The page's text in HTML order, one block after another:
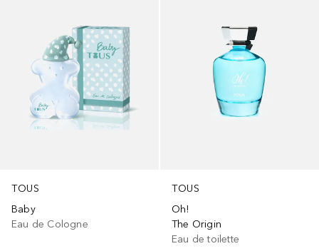
TOUS
Baby
Eau de Cologne
TOUS
Oh!
The Origin
Eau de toilette